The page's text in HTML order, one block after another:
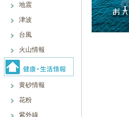
地震
津波
台風
火山情報
黄砂情報
花粉
紫外線